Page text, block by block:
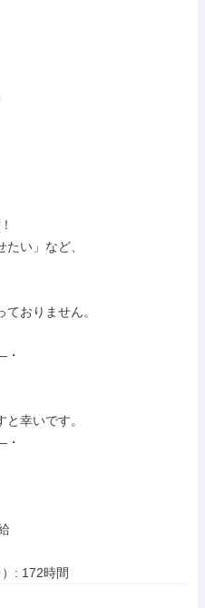
たい」など、
おりません。
幸いです。
: 172時間